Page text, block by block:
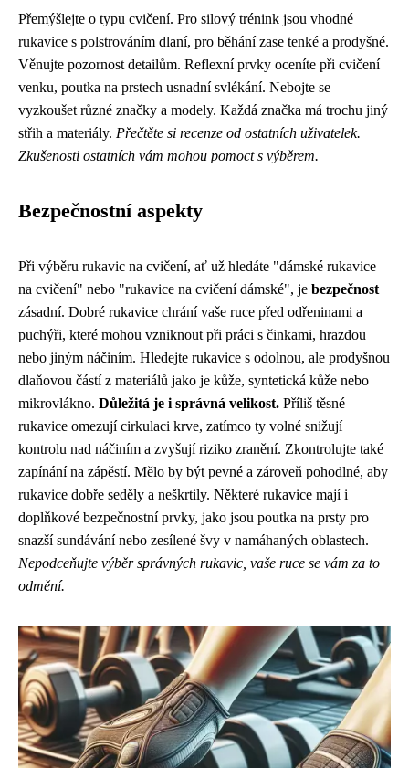
Přemýšlejte o typu cvičení. Pro silový trénink jsou vhodné
rukavice s polstrováním dlaní, pro běhání zase tenké a prodyšné.
Věnujte pozornost detailům. Reflexní prvky oceníte při cvičení
venku, poutka na prstech usnadní svlékání. Nebojte se
vyzkoušet různé značky a modely. Každá značka má trochu jiný
střih a materiály. Přečtěte si recenze od ostatních uživatelek.
Zkušenosti ostatních vám mohou pomoct s výběrem.
Bezpečnostní aspekty
Při výběru rukavic na cvičení, ať už hledáte "dámské rukavice
na cvičení" nebo "rukavice na cvičení dámské", je bezpečnost
zásadní. Dobré rukavice chrání vaše ruce před odřeninami a
puchýři, které mohou vzniknout při práci s činkami, hrazdou
nebo jiným náčiním. Hledejte rukavice s odolnou, ale prodyšnou
dlaňovou částí z materiálů jako je kůže, syntetická kůže nebo
mikrovlákno. Důležitá je i správná velikost. Příliš těsné
rukavice omezují cirkulaci krve, zatímco ty volné snižují
kontrolu nad náčiním a zvyšují riziko zranění. Zkontrolujte také
zapínání na zápěstí. Mělo by být pevné a zároveň pohodlné, aby
rukavice dobře seděly a neškrtily. Některé rukavice mají i
doplňkové bezpečnostní prvky, jako jsou poutka na prsty pro
snazší sundávání nebo zesílené švy v namáhaných oblastech.
Nepodceňujte výběr správných rukavic, vaše ruce se vám za to
odmění.